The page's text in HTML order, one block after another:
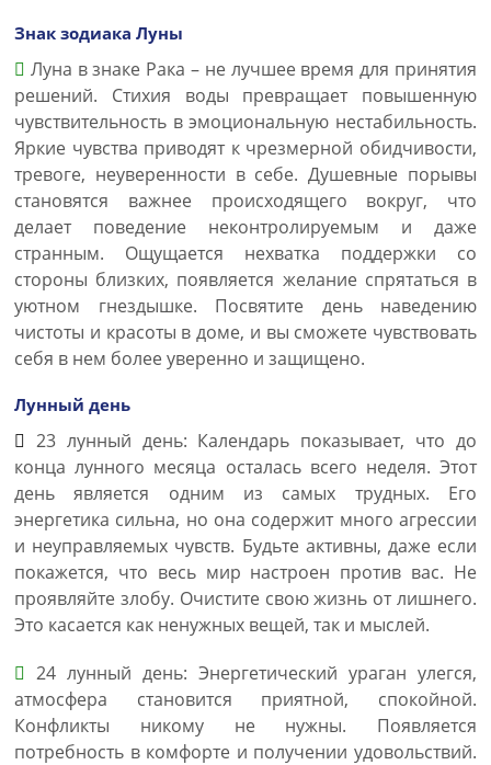
Знак зодиака Луны
Луна в знаке Рака – не лучшее время для принятия
решений. Стихия воды превращает повышенную
чувствительность в эмоциональную нестабильность.
Яркие чувства приводят к чрезмерной обидчивости,
тревоге, неуверенности в себе. Душевные порывы
становятся важнее происходящего вокруг, что
делает поведение неконтролируемым и даже
странным. Ощущается нехватка поддержки со
стороны близких, появляется желание спрятаться в
уютном гнездышке. Посвятите день наведению
чистоты и красоты в доме, и вы сможете чувствовать
себя в нем более уверенно и защищено.
Лунный день
23 лунный день: Календарь показывает, что до
конца лунного месяца осталась всего неделя. Этот
день является одним из самых трудных. Его
энергетика сильна, но она содержит много агрессии
и неуправляемых чувств. Будьте активны, даже если
покажется, что весь мир настроен против вас. Не
проявляйте злобу. Очистите свою жизнь от лишнего.
Это касается как ненужных вещей, так и мыслей.
24 лунный день: Энергетический ураган улегся,
атмосфера становится приятной, спокойной.
Конфликты никому не нужны. Появляется
потребность в комфорте и получении удовольствий.